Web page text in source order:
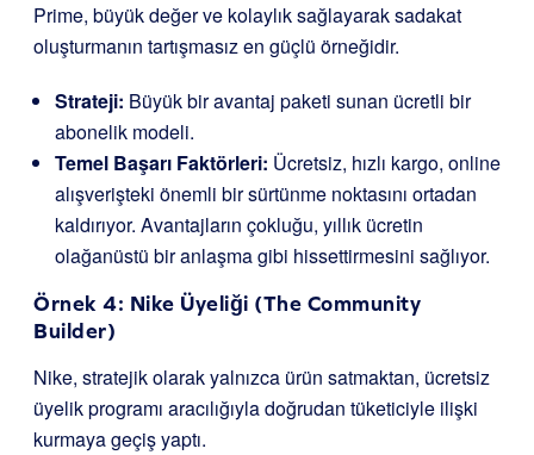
Prime, büyük değer ve kolaylık sağlayarak sadakat
oluşturmanın tartışmasız en güçlü örneğidir.
Strateji: Büyük bir avantaj paketi sunan ücretli bir
abonelik modeli.
Temel Başarı Faktörleri: Ücretsiz, hızlı kargo, online
alışverişteki önemli bir sürtünme noktasını ortadan
kaldırıyor. Avantajların çokluğu, yıllık ücretin
olağanüstü bir anlaşma gibi hissettirmesini sağlıyor.
Örnek 4: Nike Üyeliği (The Community
Builder)
Nike, stratejik olarak yalnızca ürün satmaktan, ücretsiz
üyelik programı aracılığıyla doğrudan tüketiciyle ilişki
kurmaya geçiş yaptı.